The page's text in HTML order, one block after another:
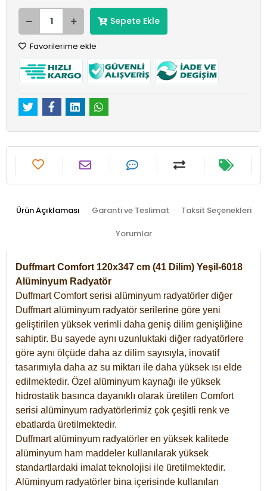
Sepete Ekle
Favorilerime ekle
Ürün Açıklaması Garanti ve Teslimat Taksit Seçenekleri
Yorumlar
Duffmart Comfort 120x347 cm (41 Dilim) Yeşil-6018
Alüminyum Radyatör
Duffmart Comfort serisi alüminyum radyatörler diğer
Duffmart alüminyum radyatör serilerine göre yeni
geliştirilen yüksek verimli daha geniş dilim genişliğine
sahiptir. Bu sayede aynı uzunluktaki diğer radyatörlere
göre aynı ölçüde daha az dilim sayısıyla, inovatif
tasarımıyla daha az su miktarı ile daha yüksek ısı elde
edilmektedir. Özel alüminyum kaynağı ile yüksek
hidrostatik basınca dayanıklı olarak üretilen Comfort
serisi alüminyum radyatörlerimiz çok çeşitli renk ve
ebatlarda üretilmektedir.
Duffmart alüminyum radyatörler en yüksek kalitede
alüminyum ham maddeler kullanılarak yüksek
standartlardaki imalat teknolojisi ile üretilmektedir.
Alüminyum radyatörler bina içerisinde kullanılan